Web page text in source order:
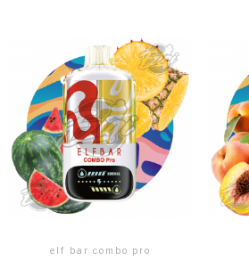
elf bar combo pro